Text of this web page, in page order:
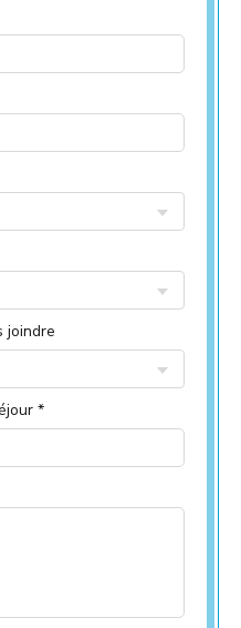
joindre
*